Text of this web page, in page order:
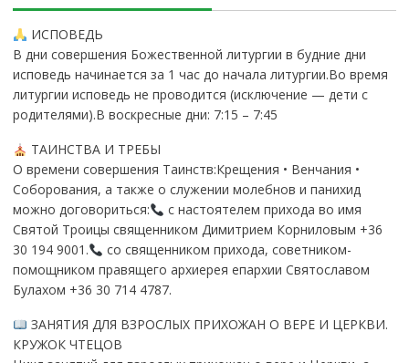
ИСПОВЕДЬ
В дни совершения Божественной литургии в будние дни
исповедь начинается за 1 час до начала литургии.Во время
литургии исповедь не проводится (исключение — дети с
родителями).В воскресные дни: 7:15 – 7:45
ТАИНСТВА И ТРЕБЫ
О времени совершения Таинств:Крещения • Венчания •
Соборования, а также о служении молебнов и панихид
можно договориться:
с настоятелем прихода во имя
Святой Троицы священником Димитрием Корниловым +36
30 194 9001.
со священником прихода, советником-
помощником правящего архиерея епархии Святославом
Булахом +36 30 714 4787.
ЗАНЯТИЯ ДЛЯ ВЗРОСЛЫХ ПРИХОЖАН О ВЕРЕ И ЦЕРКВИ.
КРУЖОК ЧТЕЦОВ